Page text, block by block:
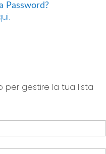
Password?
per gestire la tua lista